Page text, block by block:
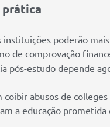
prática
instituições poderão
de comprovação
pós-estudo depende
coibir abusos de
a educação prometida